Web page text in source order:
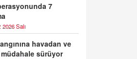
7
Salı
havadan ve
sürüyor